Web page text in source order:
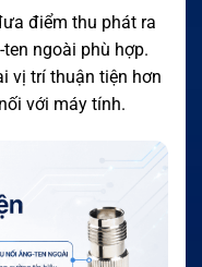
điểm thu phát ra
ngoài phù hợp.
vị trí thuận tiện hơn
với máy tính.